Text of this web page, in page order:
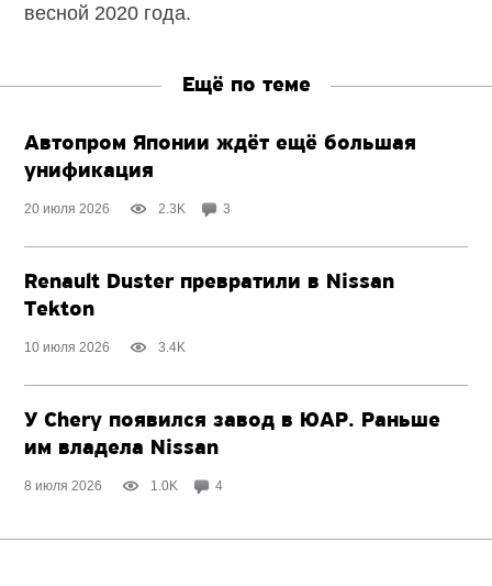
весной 2020 года.
Ещё по теме
Автопром Японии ждёт ещё большая
унификация
20 июля 2026 2.3K 3
Renault Duster превратили в Nissan
Tekton
10 июля 2026 3.4K
У Chery появился завод в ЮАР. Раньше
им владела Nissan
8 июля 2026 1.0K 4